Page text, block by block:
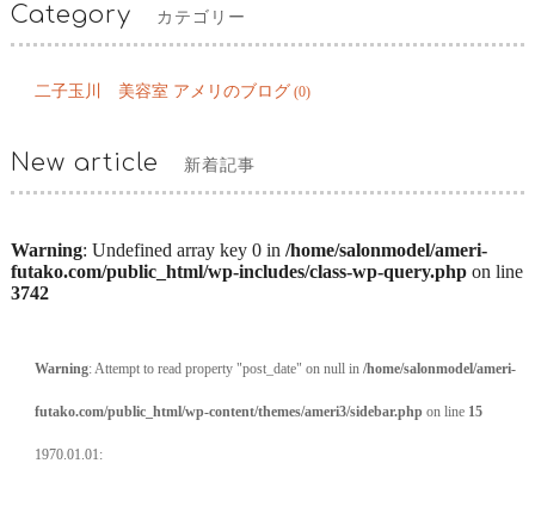
Category カテゴリー
二子玉川 美容室 アメリのブログ (0)
New article 新着記事
Warning: Undefined array key 0 in /home/salonmodel/ameri-
futako.com/public_html/wp-includes/class-wp-query.phpon line
3742
Warning: Attempt to read property "post_date" on null in /home/salonmodel/ameri-
futako.com/public_html/wp-content/themes/ameri3/sidebar.php on line 15
1970.01.01: